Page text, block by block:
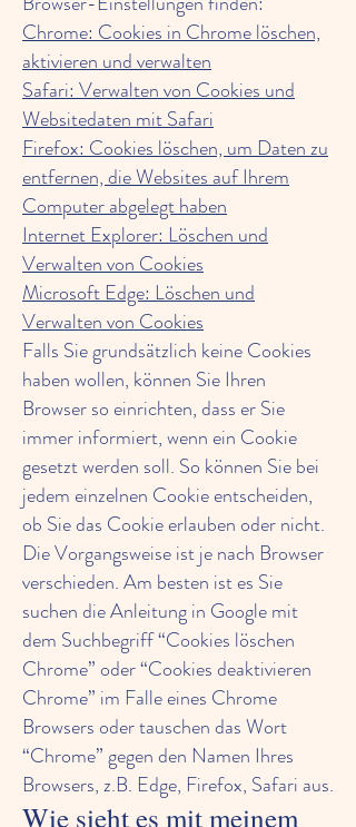
Chrome: Cookies in Chrome löschen,
aktivieren und verwalten
Safari: Verwalten von Cookies und
Websitedaten mit Safari
Firefox: Cookies löschen, um Daten zu
entfernen, die Websites auf Ihrem
Computer abgelegt haben
Internet Explorer: Löschen und
Verwalten von Cookies
Microsoft Edge: Löschen und
Verwalten von Cookies
Falls Sie grundsätzlich keine Cookies
haben wollen, können Sie Ihren
Browser so einrichten, dass er Sie
immer informiert, wenn ein Cookie
gesetzt werden soll. So können Sie bei
jedem einzelnen Cookie entscheiden,
ob Sie das Cookie erlauben oder nicht.
Die Vorgangsweise ist je nach Browser
verschieden. Am besten ist es Sie
suchen die Anleitung in Google mit
dem Suchbegriff “Cookies löschen
Chrome” oder “Cookies deaktivieren
Chrome” im Falle eines Chrome
Browsers oder tauschen das Wort
“Chrome” gegen den Namen Ihres
Browsers, z.B. Edge, Firefox, Safari aus.
Wie sieht es mit meinem